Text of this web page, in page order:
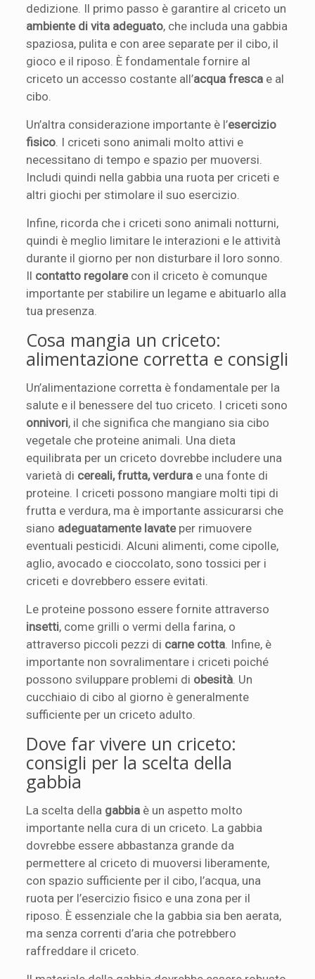
dedizione. Il primo passo è garantire al criceto un
ambiente di vita adeguato, che includa una gabbia
spaziosa, pulita e con aree separate per il cibo, il
gioco e il riposo. È fondamentale fornire al
criceto un accesso costante all’acqua fresca e al
cibo.
Un’altra considerazione importante è l’esercizio
fisico . I criceti sono animali molto attivi e
necessitano di tempo e spazio per muoversi.
Includi quindi nella gabbia una ruota per criceti e
altri giochi per stimolare il suo esercizio.
Infine, ricorda che i criceti sono animali notturni,
quindi è meglio limitare le interazioni e le attività
durante il giorno per non disturbare il loro sonno.
Il contatto regolarecon il criceto è comunque
importante per stabilire un legame e abituarlo alla
tua presenza.
Cosa mangia un criceto:
alimentazione corretta e consigli
Un’alimentazione corretta è fondamentale per la
salute e il benessere del tuo criceto. I criceti sono
onnivori, il che significa che mangiano sia cibo
vegetale che proteine animali. Una dieta
equilibrata per un criceto dovrebbe includere una
varietà di cereali, frutta, verdura e una fonte di
proteine. I criceti possono mangiare molti tipi di
frutta e verdura, ma è importante assicurarsi che
siano adeguatamente lavateper rimuovere
eventuali pesticidi. Alcuni alimenti, come cipolle,
aglio, avocado e cioccolato, sono tossici per i
criceti e dovrebbero essere evitati.
Le proteine possono essere fornite attraverso
insetti, come grilli o vermi della farina, o
attraverso piccoli pezzi di carne cotta . Infine, è
importante non sovralimentare i criceti poiché
possono sviluppare problemi di obesità . Un
cucchiaio di cibo al giorno è generalmente
sufficiente per un criceto adulto.
Dove far vivere un criceto:
consigli per la scelta della
gabbia
La scelta della gabbia è un aspetto molto
importante nella cura di un criceto. La gabbia
dovrebbe essere abbastanza grande da
permettere al criceto di muoversi liberamente,
con spazio sufficiente per il cibo, l’acqua, una
ruota per l’esercizio fisico e una zona per il
riposo. È essenziale che la gabbia sia ben aerata,
ma senza correnti d’aria che potrebbero
raffreddare il criceto.